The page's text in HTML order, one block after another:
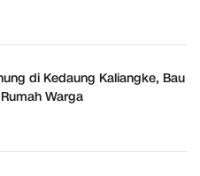
di Kedaung Kaliangke, Bau
Warga